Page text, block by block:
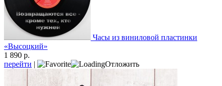
Часы из виниловой пластинки
«Высоцкий»
1 890 р.
перейти | Отложить